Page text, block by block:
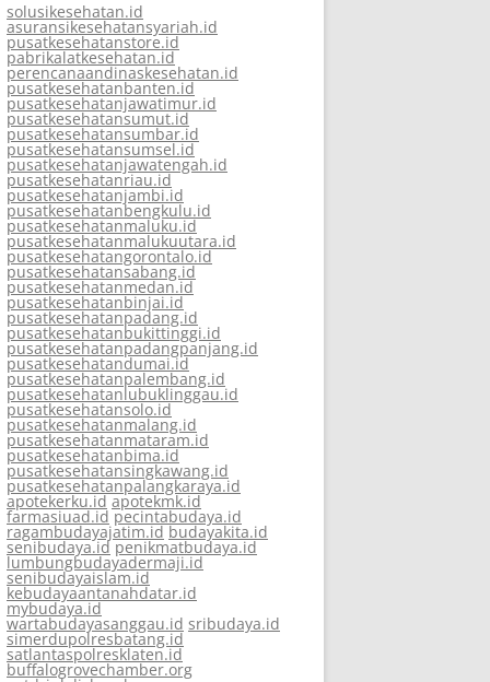
solusikesehatan.id
asuransikesehatansyariah.id
pusatkesehatanstore.id
pabrikalatkesehatan.id
perencanaandinaskesehatan.id
pusatkesehatanbanten.id
pusatkesehatanjawatimur.id
pusatkesehatansumut.id
pusatkesehatansumbar.id
pusatkesehatansumsel.id
pusatkesehatanjawatengah.id
pusatkesehatanriau.id
pusatkesehatanjambi.id
pusatkesehatanbengkulu.id
pusatkesehatanmaluku.id
pusatkesehatanmalukuutara.id
pusatkesehatangorontalo.id
pusatkesehatansabang.id
pusatkesehatanmedan.id
pusatkesehatanbinjai.id
pusatkesehatanpadang.id
pusatkesehatanbukittinggi.id
pusatkesehatanpadangpanjang.id
pusatkesehatandumai.id
pusatkesehatanpalembang.id
pusatkesehatanlubuklinggau.id
pusatkesehatansolo.id
pusatkesehatanmalang.id
pusatkesehatanmataram.id
pusatkesehatanbima.id
pusatkesehatansingkawang.id
pusatkesehatanpalangkaraya.id
apotekerku.id apotekmk.id
farmasiuad.id pecintabudaya.id
ragambudayajatim.id budayakita.id
senibudaya.id penikmatbudaya.id
lumbungbudayadermaji.id
senibudayaislam.id
kebudayaantanahdatar.id
mybudaya.id
wartabudayasanggau.id sribudaya.id
simerdupolresbatang.id
satlantaspolresklaten.id
buffalogrovechamber.org